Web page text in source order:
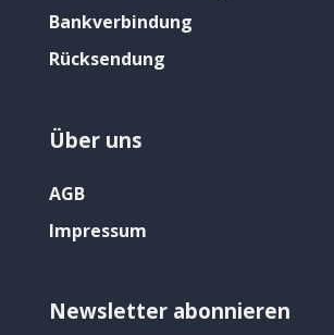
Bankverbindung
Rücksendung
Über uns
AGB
Impressum
Newsletter abonnieren